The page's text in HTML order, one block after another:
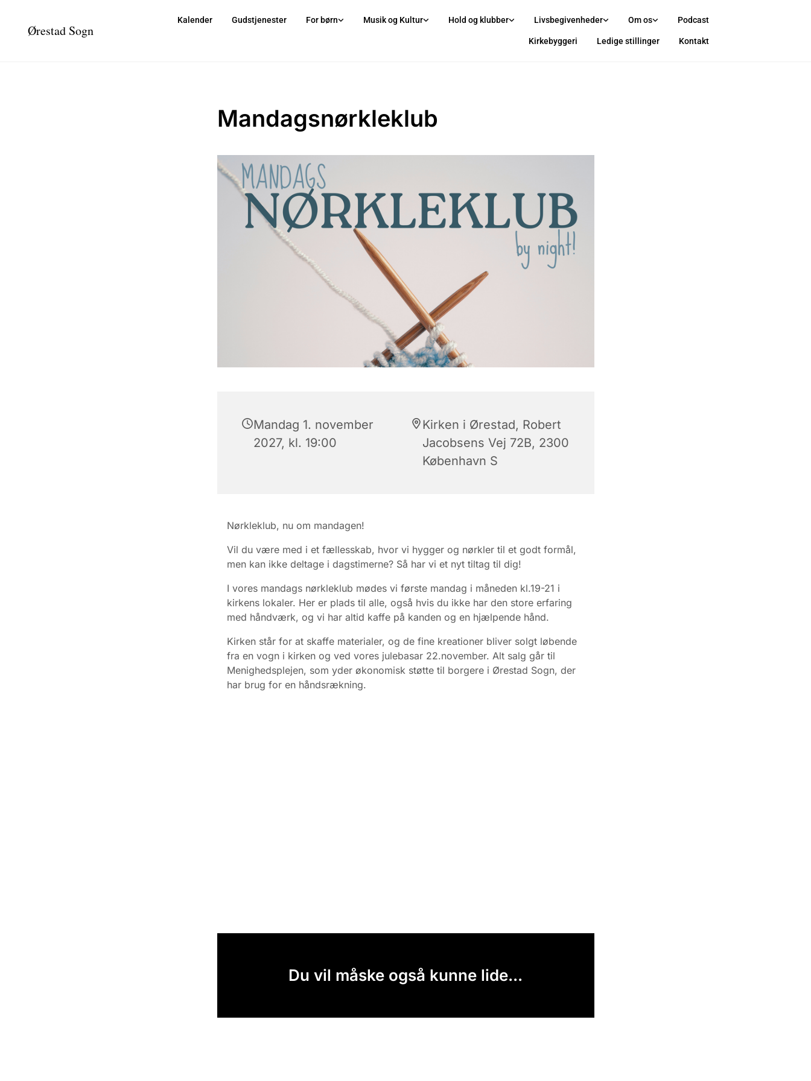
Ørestad Sogn
Kalender Gudstjenester For børn Musik og Kultur Hold og klubber Livsbegivenheder Om os Podcast
Kirkebyggeri Ledige stillinger Kontakt
Mandagsnørkleklub
Mandag 1. november
2027, kl. 19:00
Kirken i Ørestad, Robert
Jacobsens Vej 72B, 2300
København S
Nørkleklub, nu om mandagen!
Vil du være med i et fællesskab, hvor vi hygger og nørkler til et godt formål,
men kan ikke deltage i dagstimerne? Så har vi et nyt tiltag til dig!
I vores mandags nørkleklub mødes vi første mandag i måneden kl.19-21 i
kirkens lokaler. Her er plads til alle, også hvis du ikke har den store erfaring
med håndværk, og vi har altid kaffe på kanden og en hjælpende hånd.
Kirken står for at skaffe materialer, og de fine kreationer bliver solgt løbende
fra en vogn i kirken og ved vores julebasar 22.november. Alt salg går til
Menighedsplejen, som yder økonomisk støtte til borgere i Ørestad Sogn, der
har brug for en håndsrækning.
Du vil måske også kunne lide...